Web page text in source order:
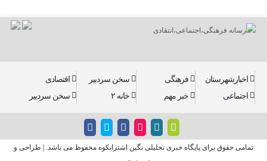
اخبارشهرستان فرهنگی سخن سردبیر
اقتصادی
اجتماعی
خبر مهم خانه ۲ سخن سردبیر
تمامی حقوق برای پایگاه خبری تحلیلی نگین اشترانکوه محفوظ می باشد. | طراحی و